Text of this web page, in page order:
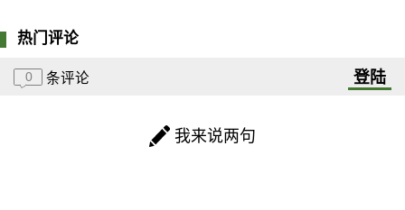
热门评论
0 条评论 登陆
我来说两句